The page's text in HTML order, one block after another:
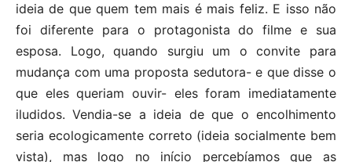
ideia de que quem tem mais é mais feliz. E isso não
foi diferente para o protagonista do filme e sua
esposa. Logo, quando surgiu um o convite para
mudança com uma proposta sedutora- e que disse o
que eles queriam ouvir- eles foram imediatamente
iludidos. Vendia-se a ideia de que o encolhimento
seria ecologicamente correto (ideia socialmente bem
vista), mas logo no início percebíamos que as